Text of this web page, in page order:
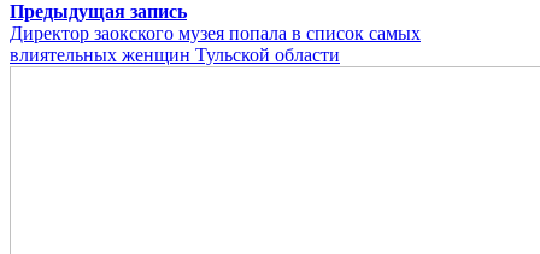
Предыдущая запись
Директор заокского музея попала в список самых
влиятельных женщин Тульской области